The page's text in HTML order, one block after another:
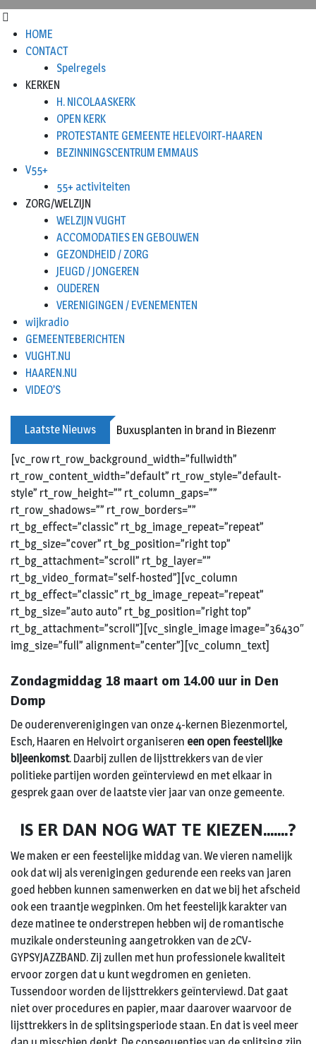
HOME
CONTACT
Spelregels
KERKEN
H. NICOLAASKERK
OPEN KERK
PROTESTANTE GEMEENTE HELEVOIRT-HAAREN
BEZINNINGSCENTRUM EMMAUS
V55+
55+ activiteiten
ZORG/WELZIJN
WELZIJN VUGHT
ACCOMODATIES EN GEBOUWEN
GEZONDHEID / ZORG
JEUGD / JONGEREN
OUDEREN
VERENIGINGEN / EVENEMENTEN
wijkradio
GEMEENTEBERICHTEN
VUGHT.NU
HAAREN.NU
VIDEO’S
Laatste Nieuws Buxusplanten in brand in Biezenmortel,
[vc_row rt_row_background_width=”fullwidth”
rt_row_content_width=”default” rt_row_style=”default-
style” rt_row_height=”” rt_column_gaps=””
rt_row_shadows=”” rt_row_borders=””
rt_bg_effect=”classic” rt_bg_image_repeat=”repeat”
rt_bg_size=”cover” rt_bg_position=”right top”
rt_bg_attachment=”scroll” rt_bg_layer=””
rt_bg_video_format=”self-hosted”][vc_column
rt_bg_effect=”classic” rt_bg_image_repeat=”repeat”
rt_bg_size=”auto auto” rt_bg_position=”right top”
rt_bg_attachment=”scroll”][vc_single_image image=”36430″
img_size=”full” alignment=”center”][vc_column_text]
Zondagmiddag 18 maart om 14.00 uur in Den
Domp
De ouderenverenigingen van onze 4-kernen Biezenmortel,
Esch, Haaren en Helvoirt organiseren een open feestelijke
bijeenkomst. Daarbij zullen de lijsttrekkers van de vier
politieke partijen worden geïnterviewd en met elkaar in
gesprek gaan over de laatste vier jaar van onze gemeente.
IS ER DAN NOG WAT TE KIEZEN…….?
We maken er een feestelijke middag van. We vieren namelijk
ook dat wij als verenigingen gedurende een reeks van jaren
goed hebben kunnen samenwerken en dat we bij het afscheid
ook een traantje wegpinken. Om het feestelijk karakter van
deze matinee te onderstrepen hebben wij de romantische
muzikale ondersteuning aangetrokken van de 2CV-
GYPSYJAZZBAND. Zij zullen met hun professionele kwaliteit
ervoor zorgen dat u kunt wegdromen en genieten.
Tussendoor worden de lijsttrekkers geïnterviewd. Dat gaat
niet over procedures en papier, maar daarover waarvoor de
lijsttrekkers in de splitsingsperiode staan. En dat is veel meer